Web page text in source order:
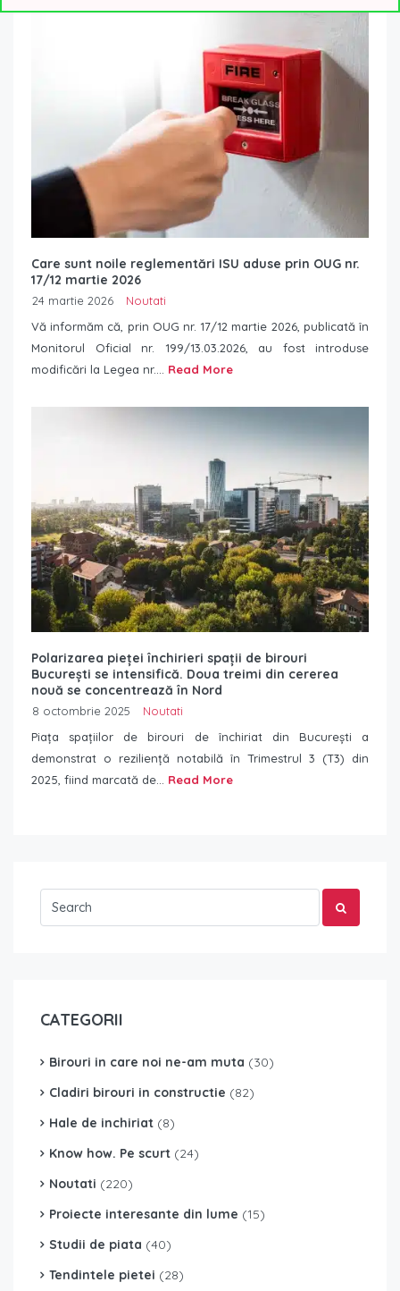
Care sunt noile reglementări ISU aduse prin OUG nr.
17/12 martie 2026
24 martie 2026
Noutati
Vă informăm că, prin OUG nr. 17/12 martie 2026, publicată în
Monitorul Oficial nr. 199/13.03.2026, au fost introduse
modificări la Legea nr.... Read More
Polarizarea pieței închirieri spații de birouri
București se intensifică. Doua treimi din cererea
nouă se concentrează în Nord
8 octombrie 2025
Noutati
Piața spațiilor de birouri de închiriat din București a
demonstrat o reziliență notabilă în Trimestrul 3 (T3) din
2025, fiind marcată de... Read More
CATEGORII
Birouri in care noi ne-am muta (30)
Cladiri birouri in constructie (82)
Hale de inchiriat (8)
Know how. Pe scurt (24)
Noutati (220)
Proiecte interesante din lume (15)
Studii de piata (40)
Tendintele pietei (28)